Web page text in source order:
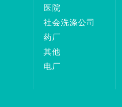
医院
社会洗涤公司
药厂
其他
电厂